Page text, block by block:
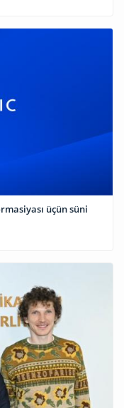
üçün süni